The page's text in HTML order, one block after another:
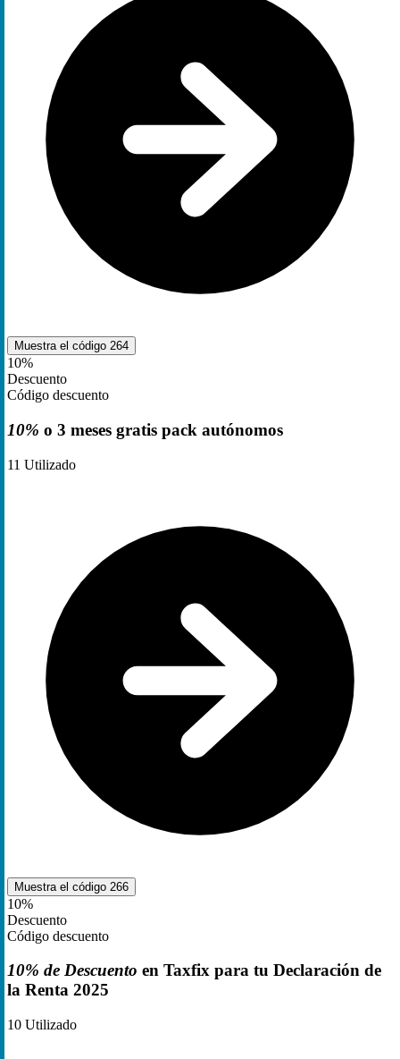
Muestra el código 264
10%
Descuento
Código descuento
10% o 3 meses gratis pack autónomos
11 Utilizado
Muestra el código 266
10%
Descuento
Código descuento
10% de Descuento en Taxfix para tu Declaración de
la Renta 2025
10 Utilizado